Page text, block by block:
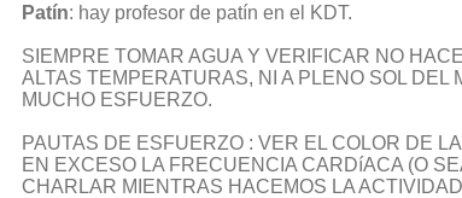
Patín: hay profesor de patín en el KDT.
SIEMPRE TOMAR AGUA Y VERIFICAR NO
ALTAS TEMPERATURAS, NI A PLENO SOL DEL
MUCHO ESFUERZO.
PAUTAS DE ESFUERZO : VER EL COLOR DE
EN EXCESO LA FRECUENCIA CARDíACA (O
CHARLAR MIENTRAS HACEMOS LA